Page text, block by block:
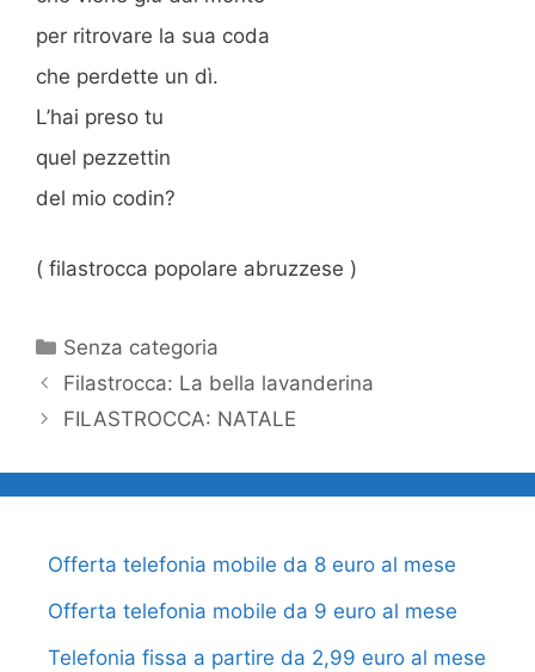
per ritrovare la sua coda
che perdette un dì.
L’hai preso tu
quel pezzettin
del mio codin?
( filastrocca popolare abruzzese )
Categorie
Senza categoria
Filastrocca: La bella lavanderina
FILASTROCCA: NATALE
Offerta telefonia mobile da 8 euro al mese
Offerta telefonia mobile da 9 euro al mese
Telefonia fissa a partire da 2,99 euro al mese